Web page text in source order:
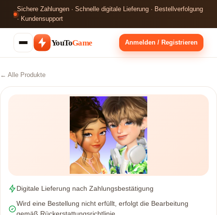
Sichere Zahlungen · Schnelle digitale Lieferung · Bestellverfolgung
· Kundensupport
YouToGame Anmelden / Registrieren
← Alle Produkte
Digitale Lieferung nach Zahlungsbestätigung
Wird eine Bestellung nicht erfüllt, erfolgt die Bearbeitung